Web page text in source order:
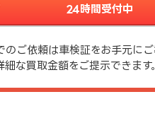
24時間受付中
のご依頼は車検証をお手元に
細な買取金額をご提示できます。